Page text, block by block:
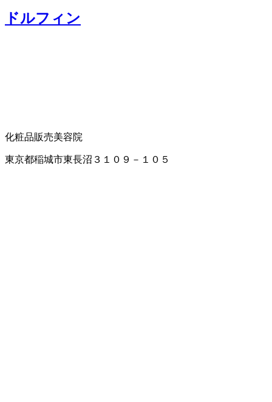
ドルフィン
化粧品販売美容院
東京都稲城市東長沼３１０９－１０５